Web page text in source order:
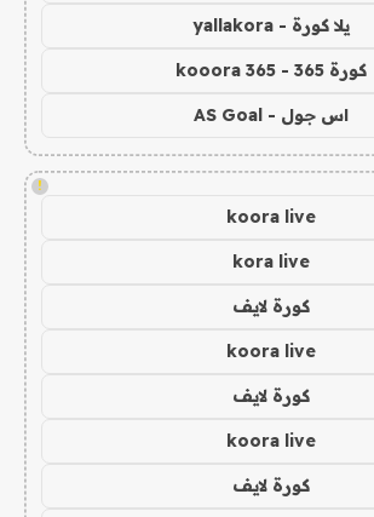
يلا كورة - yallakora
كورة 365 - kooora 365
اس جول - AS Goal
!
koora live
kora live
كورة لايف
koora live
كورة لايف
koora live
كورة لايف